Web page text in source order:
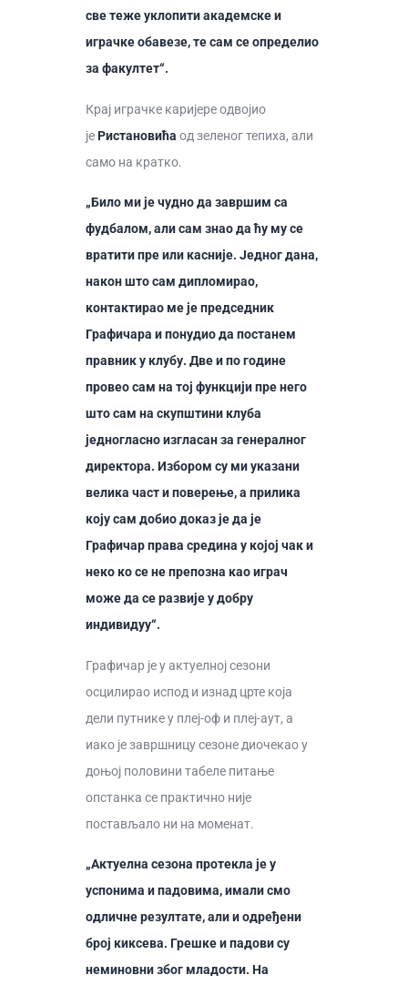
све теже уклопити академске и
играчке обавезе, те сам се определио
за факултет“.
Крај играчке каријере одвојио
јеРистановића од зеленог тепиха, али
само на кратко.
„Било ми је чудно да завршим са
фудбалом, али сам знао да ћу му се
вратити пре или касније. Једног дана,
након што сам дипломирао,
контактирао ме је председник
Графичара и понудио да постанем
правник у клубу. Две и по године
провео сам на тој функцији пре него
што сам на скупштини клуба
једногласно изгласан за генералног
директора. Избором су ми указани
велика част и поверење, а прилика
коју сам добио доказ је да је
Графичар права средина у којој чак и
неко ко се не препозна као играч
може да се развије у добру
индивидуу“.
Графичар је у актуелној сезони
осцилирао испод и изнад црте која
дели путнике у плеј-оф и плеј-аут, а
иако је завршницу сезоне диочекао у
доњој половини табеле питање
опстанка се практично није
постављало ни на моменат.
„Актуелна сезона протекла је у
успонима и падовима, имали смо
одличне резултате, али и одређени
број киксева. Грешке и падови су
неминовни због младости. На